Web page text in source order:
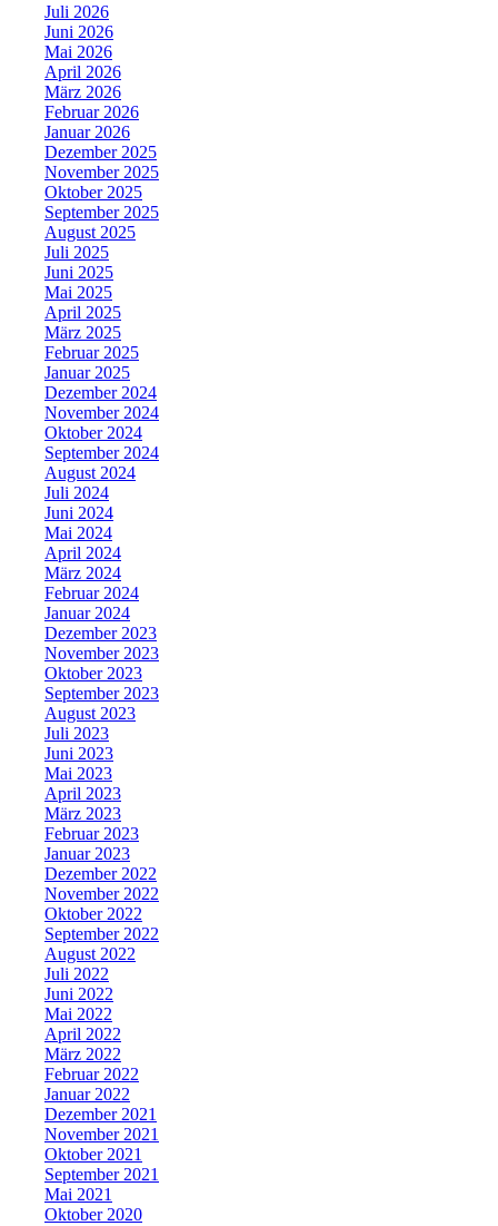
Juli 2026
Juni 2026
Mai 2026
April 2026
März 2026
Februar 2026
Januar 2026
Dezember 2025
November 2025
Oktober 2025
September 2025
August 2025
Juli 2025
Juni 2025
Mai 2025
April 2025
März 2025
Februar 2025
Januar 2025
Dezember 2024
November 2024
Oktober 2024
September 2024
August 2024
Juli 2024
Juni 2024
Mai 2024
April 2024
März 2024
Februar 2024
Januar 2024
Dezember 2023
November 2023
Oktober 2023
September 2023
August 2023
Juli 2023
Juni 2023
Mai 2023
April 2023
März 2023
Februar 2023
Januar 2023
Dezember 2022
November 2022
Oktober 2022
September 2022
August 2022
Juli 2022
Juni 2022
Mai 2022
April 2022
März 2022
Februar 2022
Januar 2022
Dezember 2021
November 2021
Oktober 2021
September 2021
Mai 2021
Oktober 2020